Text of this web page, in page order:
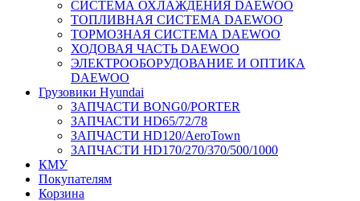
СИСТЕМА ОХЛАЖДЕНИЯ DAEWOO
ТОПЛИВНАЯ СИСТЕМА DAEWOO
ТОРМОЗНАЯ СИСТЕМА DAEWOO
ХОДОВАЯ ЧАСТЬ DAEWOO
ЭЛЕКТРООБОРУДОВАНИЕ И ОПТИКА
DAEWOO
Грузовики Hyundai
ЗАПЧАСТИ BONG0/PORTER
ЗАПЧАСТИ HD65/72/78
ЗАПЧАСТИ HD120/AeroTown
ЗАПЧАСТИ HD170/270/370/500/1000
КМУ
Покупателям
Корзина